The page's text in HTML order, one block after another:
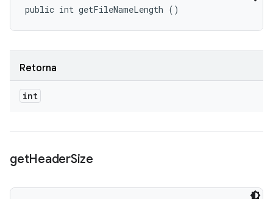
public int getFileNameLength ()
Retorna
int
getHeaderSize